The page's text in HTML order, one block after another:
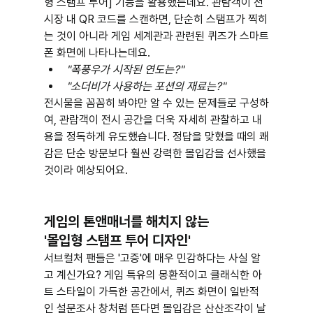
시장 내 QR 코드를 스캔하면, 단순히 스탬프가 찍히
는 것이 아니라 게임 세계관과 관련된 퀴즈가 스마트
폰 화면에 나타나는데요.
"폭풍우가 시작된 연도는?"
"소더비가 사용하는 포션의 재료는?"
전시물을 꼼꼼히 봐야만 알 수 있는 문제들로 구성하
여, 관람객이 전시 공간을 더욱 자세히 관찰하고 내
용을 정독하게 유도했습니다. 정답을 맞혔을 때의 쾌
감은 단순 방문보다 훨씬 강력한 몰입감을 선사했을
것이라 예상되어요.
게임의 톤앤매너를 해치지 않는
'몰입형 스탬프 투어 디자인'
서브컬처 팬들은 '고증'에 매우 민감하다는 사실 알
고 계신가요? 게임 특유의 몽환적이고 클래식한 아
트 스타일이 가득한 공간에서, 퀴즈 화면이 일반적
인 설문조사 창처럼 뜬다면 몰입감은 산산조각이 날